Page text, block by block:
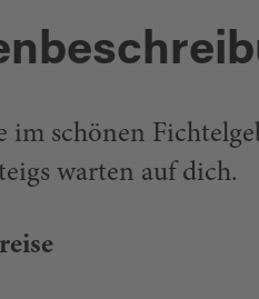
im schönen
warten auf dich.